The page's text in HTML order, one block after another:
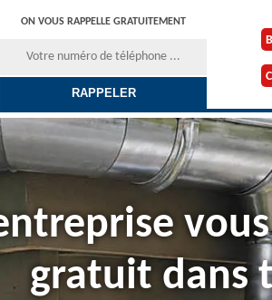
ON VOUS RAPPELLE GRATUITEMENT
gratuit dans